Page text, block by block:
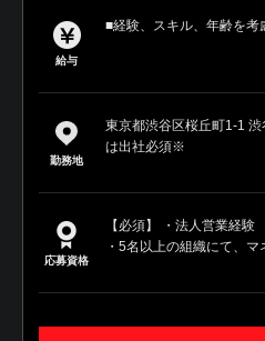
給与
■経験、スキル、年齢を考
勤務地
東京都渋谷区桜丘町1-1
は出社必須※
応募資格
【必須】 ・法人営業経
・5名以上の組織にて、